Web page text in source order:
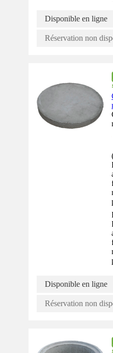
Disponible en ligne
Réservation non
Disponible en ligne
Réservation non